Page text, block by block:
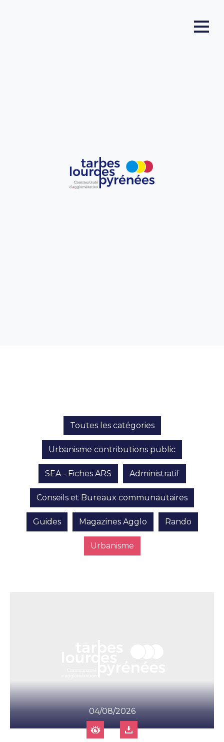
Toutes les catégories
Urbanisme contributions public
SEA - Fiches ARS Administratif
Conseils et Bureaux communautaires
Guides Magazines Agglo Rando
Urbanisme
04/08/2026